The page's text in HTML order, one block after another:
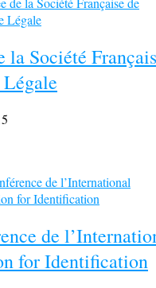
la Société
de
for Identification